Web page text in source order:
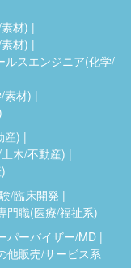
材)
材)
ルスエンジニア(化学/
素材)
産)
木/不動産)
/臨床開発
門職(医療/福祉系)
パーバイザー/MD
他販売/サービス系